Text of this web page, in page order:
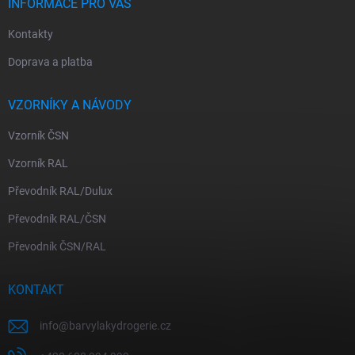
INFORMACE PRO VÁS
Kontakty
Doprava a platba
VZORNÍKY A NÁVODY
Vzorník ČSN
Vzorník RAL
Převodník RAL/Dulux
Převodník RAL/ČSN
Převodník ČSN/RAL
KONTAKT
info@barvylakydrogerie.cz